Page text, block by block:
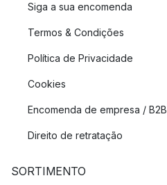
Siga a sua encomenda
Termos & Condições
Política de Privacidade
Cookies
Encomenda de empresa / B2B
Direito de retratação
SORTIMENTO